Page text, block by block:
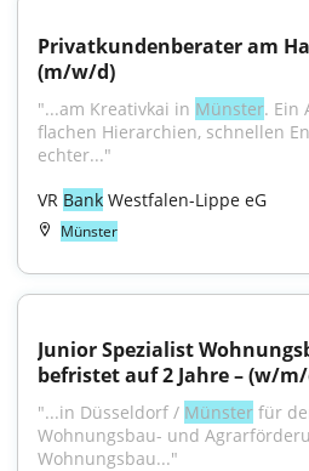
Privatkundenberater am
(m/w/d)
"...am Kreativkai in Münster. Ein
flachen Hierarchien, schnellen
echter..."
VR Bank Westfalen-Lippe eG
Münster
Junior Spezialist
befristet auf 2 Jahre – (w/
"...in Düsseldorf / Münster für
Wohnungsbau- und
Wohnungsbau..."